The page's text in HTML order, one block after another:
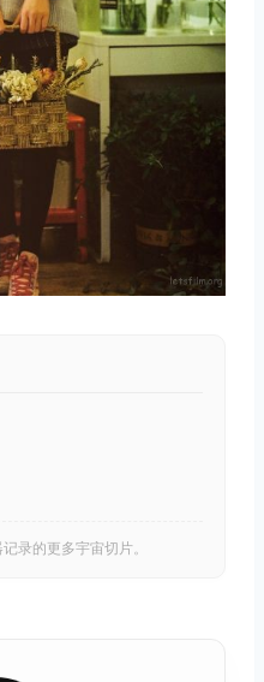
录的更多宇宙切片。